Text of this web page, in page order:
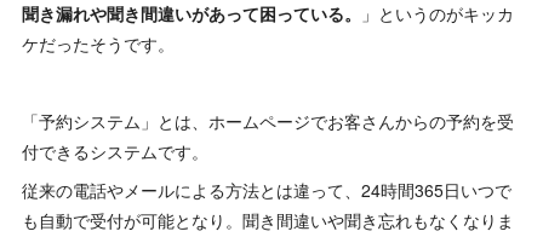
聞き漏れや聞き間違いがあって困っている。
」というのがキッカ
ケだったそうです。
「予約システム」とは、ホームページでお客さんからの予約を受
付できるシステムです。
従来の電話やメールによる方法とは違って、24時間365日いつで
も自動で受付が可能となり。聞き間違いや聞き忘れもなくなりま